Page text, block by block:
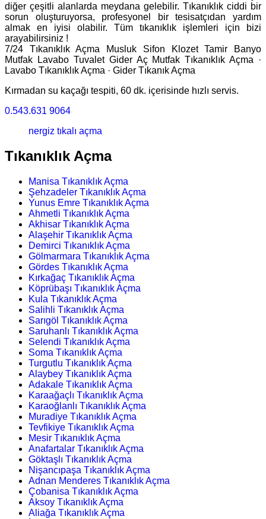
diğer çeşitli alanlarda meydana gelebilir. Tıkanıklık ciddi bir
sorun oluşturuyorsa, profesyonel bir tesisatçıdan yardım
almak en iyisi olabilir. Tüm tıkanıklık işlemleri için bizi
arayabilirsiniz !
7/24 Tıkanıklık Açma Musluk Sifon Klozet Tamir Banyo
Mutfak Lavabo Tuvalet Gider Aç ‎Mutfak Tıkanıklık Açma ·
‎Lavabo Tıkanıklık Açma · ‎Gider Tıkanık Açma
Kırmadan su kaçağı tespiti, 60 dk. içerisinde hızlı servis.
0.543.631 9064
nergiz tıkalı açma
Tıkanıklık Açma
Manisa Tıkanıklık Açma
Şehzadeler Tıkanıklık Açma
Yunus Emre Tıkanıklık Açma
Ahmetli Tıkanıklık Açma
Akhisar Tıkanıklık Açma
Alaşehir Tıkanıklık Açma
Demirci Tıkanıklık Açma
Gölmarmara Tıkanıklık Açma
Gördes Tıkanıklık Açma
Kırkağaç Tıkanıklık Açma
Köprübaşı Tıkanıklık Açma
Kula Tıkanıklık Açma
Salihli Tıkanıklık Açma
Sarıgöl Tıkanıklık Açma
Saruhanlı Tıkanıklık Açma
Selendi Tıkanıklık Açma
Soma Tıkanıklık Açma
Turgutlu Tıkanıklık Açma
Alaybey Tıkanıklık Açma
Adakale Tıkanıklık Açma
Karaağaçlı Tıkanıklık Açma
Karaoğlanlı Tıkanıklık Açma
Muradiye Tıkanıklık Açma
Tevfikiye Tıkanıklık Açma
Mesir Tıkanıklık Açma
Anafartalar Tıkanıklık Açma
Göktaşlı Tıkanıklık Açma
Nişancıpaşa Tıkanıklık Açma
Adnan Menderes Tıkanıklık Açma
Çobanisa Tıkanıklık Açma
Aksoy Tıkanıklık Açma
Aliağa Tıkanıklık Açma